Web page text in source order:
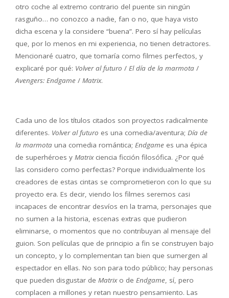
otro coche al extremo contrario del puente sin ningún
rasguño… no conozco a nadie, fan o no, que haya visto
dicha escena y la considere “buena”. Pero sí hay películas
que, por lo menos en mi experiencia, no tienen detractores.
Mencionaré cuatro, que tomaría como filmes perfectos, y
explicaré por qué: Volver al futuro / El día de la marmota /
Avengers: Endgame / Matrix.
Cada uno de los títulos citados son proyectos radicalmente
diferentes. Volver al futuro es una comedia/aventura; Día de
la marmota una comedia romántica; Endgame es una épica
de superhéroes y Matrixciencia ficción filosófica. ¿Por qué
las considero como perfectas? Porque individualmente los
creadores de estas cintas se comprometieron con lo que su
proyecto era. Es decir, viendo los filmes seremos casi
incapaces de encontrar desvíos en la trama, personajes que
no sumen a la historia, escenas extras que pudieron
eliminarse, o momentos que no contribuyan al mensaje del
guion. Son películas que de principio a fin se construyen bajo
un concepto, y lo complementan tan bien que sumergen al
espectador en ellas. No son para todo público; hay personas
que pueden disgustar de Matrix o de Endgame, sí, pero
complacen a millones y retan nuestro pensamiento. Las